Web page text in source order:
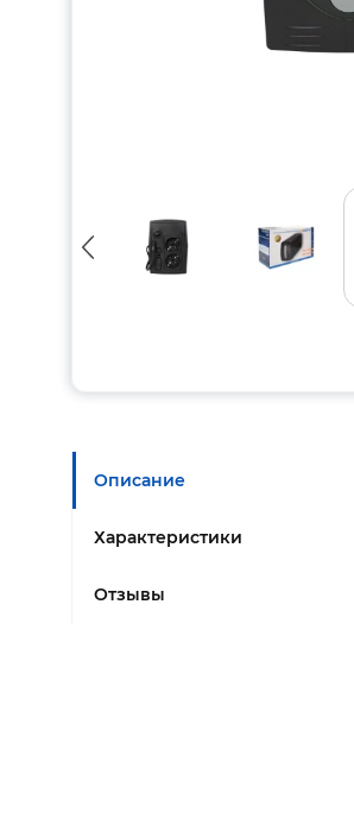
Описание
Характеристики
Отзывы